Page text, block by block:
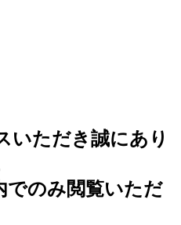
いただき誠にあり
でのみ閲覧いただ